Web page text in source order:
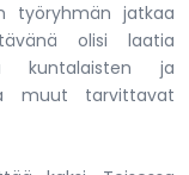
työryhmän jatkaa
olisi laatia
kuntalaisten ja
muut tarvittavat